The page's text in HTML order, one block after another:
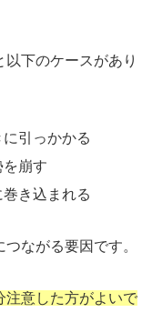
以下のケースがあり
引っかかる
崩す
き込まれる
ながる要因です。
注意した方がよいで